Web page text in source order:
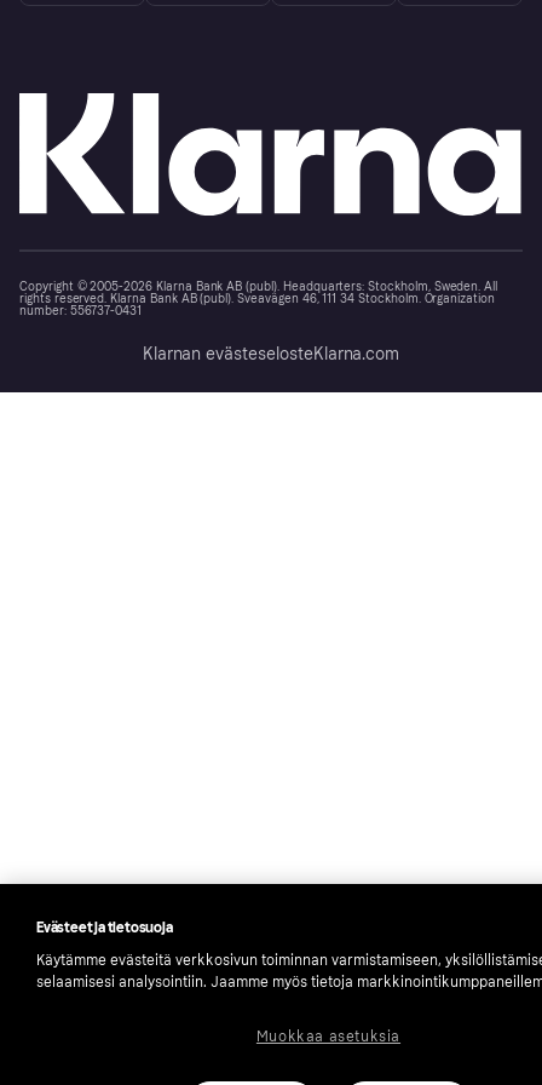
Copyright © 2005-2026 Klarna Bank AB (publ). Headquarters: Stockholm, Sweden. All
rights reserved. Klarna Bank AB (publ). Sveavägen 46, 111 34 Stockholm. Organization
number: 556737-0431
Klarnan evästeselosteKlarna.com
Evästeet ja tietosuoja
Käytämme evästeitä verkkosivun toiminnan varmistamiseen,
selaamisesi analysointiin. Jaamme myös tietoja
Muokkaa asetuksia